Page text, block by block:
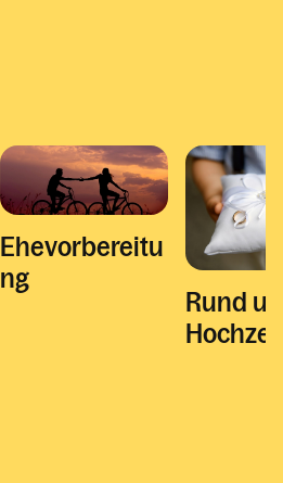
Ehevorbereitu
ng
Rund